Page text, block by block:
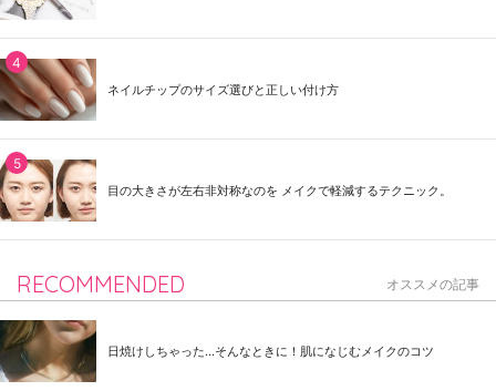
ネイルチップのサイズ選びと正しい付け方
目の大きさが左右非対称なのを メイクで軽減するテクニック。
RECOMMENDED オススメの記事
日焼けしちゃった...そんなときに！肌になじむメイクのコツ